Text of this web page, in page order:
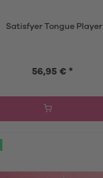
Satisfyer Tongue Player
56,95 € *